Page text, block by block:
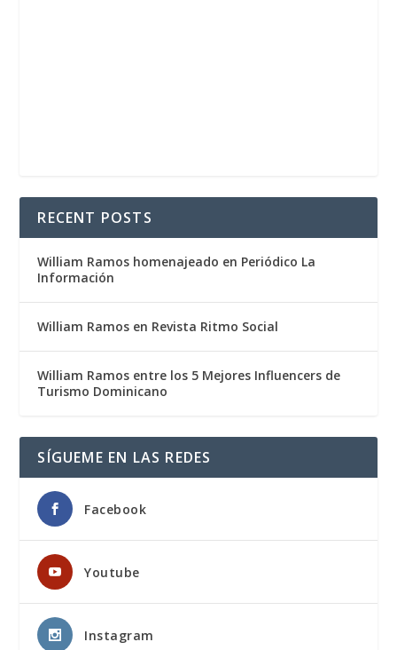
RECENT POSTS
William Ramos homenajeado en Periódico La
Información
William Ramos en Revista Ritmo Social
William Ramos entre los 5 Mejores Influencers de
Turismo Dominicano
SÍGUEME EN LAS REDES
Facebook
Youtube
Instagram